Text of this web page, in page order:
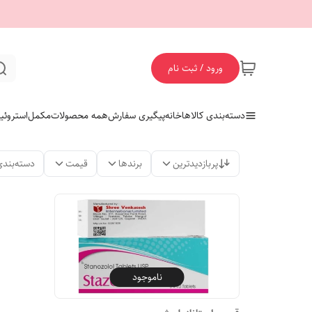
ورود / ثبت نام
دسته‌بندی کالاهاخانهپیگیری سفارشهمه محصولاتمکمل
پربازدیدترین برندها قیمت
ناموجود